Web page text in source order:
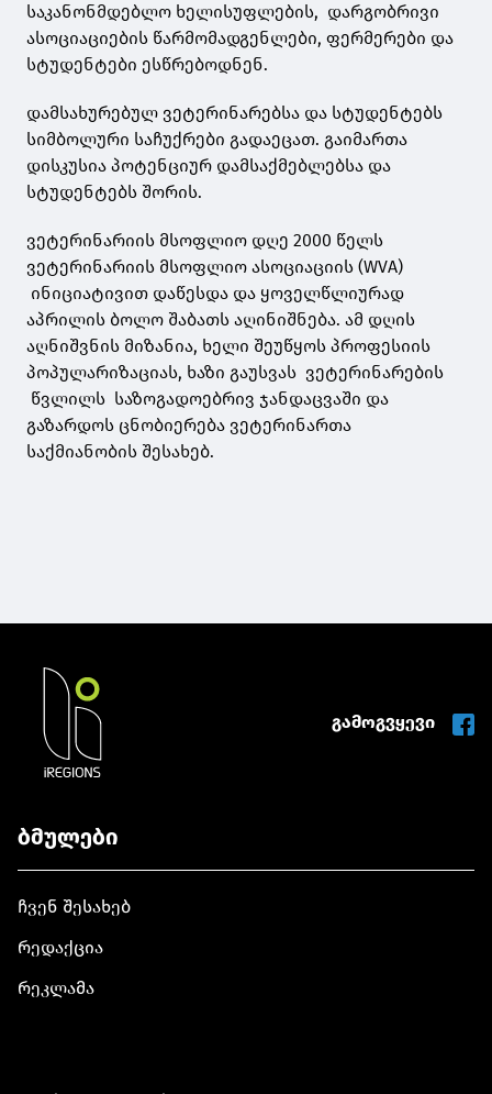
საკანონმდებლო ხელისუფლების, დარგობრივი
ასოციაციების წარმომადგენლები, ფერმერები და
სტუდენტები ესწრებოდნენ.
დამსახურებულ ვეტერინარებსა და სტუდენტებს
სიმბოლური საჩუქრები გადაეცათ. გაიმართა
დისკუსია პოტენციურ დამსაქმებლებსა და
სტუდენტებს შორის.
ვეტერინარიის მსოფლიო დღე 2000 წელს
ვეტერინარიის მსოფლიო ასოციაციის (WVA)
ინიციატივით დაწესდა და ყოველწლიურად
აპრილის ბოლო შაბათს აღინიშნება. ამ დღის
აღნიშვნის მიზანია, ხელი შეუწყოს პროფესიის
პოპულარიზაციას, ხაზი გაუსვას ვეტერინარების
წვლილს საზოგადოებრივ ჯანდაცვაში და
გაზარდოს ცნობიერება ვეტერინართა
საქმიანობის შესახებ.
გამოგვყევი
ბმულები
ჩვენ შესახებ
რედაქცია
რეკლამა